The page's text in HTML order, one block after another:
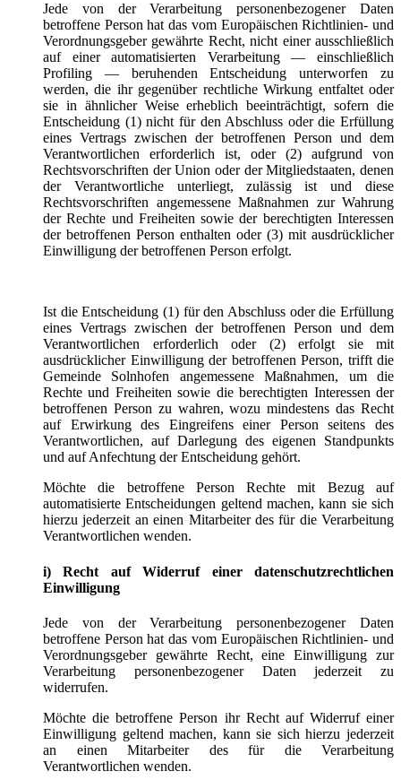
Jede von der Verarbeitung personenbezogener Daten
betroffene Person hat das vom Europäischen Richtlinien- und
Verordnungsgeber gewährte Recht, nicht einer ausschließlich
auf einer automatisierten Verarbeitung — einschließlich
Profiling — beruhenden Entscheidung unterworfen zu
werden, die ihr gegenüber rechtliche Wirkung entfaltet oder
sie in ähnlicher Weise erheblich beeinträchtigt, sofern die
Entscheidung (1) nicht für den Abschluss oder die Erfüllung
eines Vertrags zwischen der betroffenen Person und dem
Verantwortlichen erforderlich ist, oder (2) aufgrund von
Rechtsvorschriften der Union oder der Mitgliedstaaten, denen
der Verantwortliche unterliegt, zulässig ist und diese
Rechtsvorschriften angemessene Maßnahmen zur Wahrung
der Rechte und Freiheiten sowie der berechtigten Interessen
der betroffenen Person enthalten oder (3) mit ausdrücklicher
Einwilligung der betroffenen Person erfolgt.
Ist die Entscheidung (1) für den Abschluss oder die Erfüllung
eines Vertrags zwischen der betroffenen Person und dem
Verantwortlichen erforderlich oder (2) erfolgt sie mit
ausdrücklicher Einwilligung der betroffenen Person, trifft die
Gemeinde Solnhofen angemessene Maßnahmen, um die
Rechte und Freiheiten sowie die berechtigten Interessen der
betroffenen Person zu wahren, wozu mindestens das Recht
auf Erwirkung des Eingreifens einer Person seitens des
Verantwortlichen, auf Darlegung des eigenen Standpunkts
und auf Anfechtung der Entscheidung gehört.
Möchte die betroffene Person Rechte mit Bezug auf
automatisierte Entscheidungen geltend machen, kann sie sich
hierzu jederzeit an einen Mitarbeiter des für die Verarbeitung
Verantwortlichen wenden.
i) Recht auf Widerruf einer datenschutzrechtlichen
Einwilligung
Jede von der Verarbeitung personenbezogener Daten
betroffene Person hat das vom Europäischen Richtlinien- und
Verordnungsgeber gewährte Recht, eine Einwilligung zur
Verarbeitung personenbezogener Daten jederzeit zu
widerrufen.
Möchte die betroffene Person ihr Recht auf Widerruf einer
Einwilligung geltend machen, kann sie sich hierzu jederzeit
an einen Mitarbeiter des für die Verarbeitung
Verantwortlichen wenden.